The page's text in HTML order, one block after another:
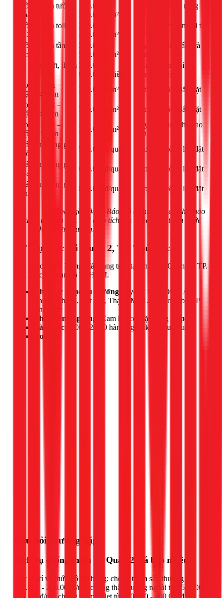
Chống thấm tường
ngoài
150.000 -
300.000đ/m²
Bao gồm xử lý rong
Chống thấm toilet,
WC
200.000 -
400.000đ/m²
Có đục gạch làm lại từ
Chống thấm tầng
hầm
250.000 -
500.000đ/m²
Tùy mức độ thấm và
áp nước
Xử lý vết nứt, thấm
cục bộ
300.000 -
800.000đ/điểm
Phù hợp khi chỉ bị
thấm một vị trí
Lợp tôn Việt –
Nhật 0,40mm
290.000đ/m²
Vật tư + công lắp đặt
Lợp tôn Việt –
Nhật 0,45mm
300.000đ/m²
Vật tư + công lắp đặt
Lợp tôn Việt –
Nhật 0,50mm
310.000đ/m²
Dày hơn, tuổi thọ cao
hơn
Quả cầu thông gió
(nhỏ)
550.000đ/quả
Bao gồm công lắp đặt
Quả cầu thông gió
(vừa)
650.000đ/quả
Bao gồm công lắp đặt
Quả cầu thông gió
(lớn)
800.000đ/quả Bao gồm công lắp đặt
Giá trên chưa bao gồm VAT. Báo giá chính xác sau khi khảo
sát thực tế miễn phí. Với diện tích lớn hoặc công trình phức
tạp, có thể thương lượng.
📍 Thợ trực tại Quận 2, TP. Thủ Đức
Đội thợ của Võ Hồng Hải
đang trực tại khu vực Quận 2 - TP.
Thủ Đức và toàn bộ TPHCM.
Khu vực phục vụ thường xuyên:
Thảo Điền, An
Phú, Bình An, Cát Lái, Thạnh Mỹ Lợi và toàn bộ TP.
Thủ Đức
Thời gian đáp ứng:
Cam kết có mặt trong
30 phút
Làm việc:
7:00 - 20:00 hàng ngày, kể cả cuối tuần
Hotline:
Câu hỏi thường gặp
Dịch vụ chống thấm tại Quận 2 giá bao nhiêu?
Tùy vị trí và mức độ hư hỏng: chống thấm sân thượng từ
120.000 - 250.000đ/m², chống thấm tường ngoài từ 150.000 -
300.000đ/m², chống thấm toilet từ 200.000 - 400.000đ/m², xử